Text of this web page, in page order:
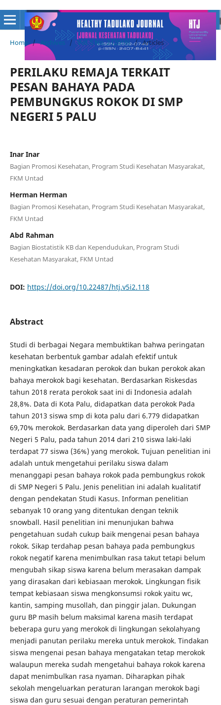
Home / Archives / Vol. 5 No. 2 (2019) / Articles
PERILAKU REMAJA TERKAIT
PESAN BAHAYA PADA
PEMBUNGKUS ROKOK DI SMP
NEGERI 5 PALU
Inar Inar
Bagian Promosi Kesehatan, Program Studi Kesehatan Masyarakat,
FKM Untad
Herman Herman
Bagian Promosi Kesehatan, Program Studi Kesehatan Masyarakat,
FKM Untad
Abd Rahman
Bagian Biostatistik KB dan Kependudukan, Program Studi
Kesehatan Masyarakat, FKM Untad
DOI: https://doi.org/10.22487/htj.v5i2.118
Abstract
Studi di berbagai Negara membuktikan bahwa peringatan
kesehatan berbentuk gambar adalah efektif untuk
meningkatkan kesadaran perokok dan bukan perokok akan
bahaya merokok bagi kesehatan. Berdasarkan Riskesdas
tahun 2018 rerata perokok saat ini di Indonesia adalah
28,8%. Data di Kota Palu, didapatkan data perokok Pada
tahun 2013 siswa smp di kota palu dari 6.779 didapatkan
69,70% merokok. Berdasarkan data yang diperoleh dari SMP
Negeri 5 Palu, pada tahun 2014 dari 210 siswa laki-laki
terdapat 77 siswa (36%) yang merokok. Tujuan penelitian ini
adalah untuk mengetahui perilaku siswa dalam
menanggapi pesan bahaya rokok pada pembungkus rokok
di SMP Negeri 5 Palu. Jenis penelitian ini adalah kualitatif
dengan pendekatan Studi Kasus. Informan penelitian
sebanyak 10 orang yang ditentukan dengan teknik
snowball. Hasil penelitian ini menunjukan bahwa
pengetahuan sudah cukup baik mengenai pesan bahaya
rokok. Sikap terdahap pesan bahaya pada pembungkus
rokok negatif karena menimbulkan rasa takut tetapi belum
mengubah sikap siswa karena belum merasakan dampak
yang dirasakan dari kebiasaan merokok. Lingkungan fisik
tempat kebiasaan siswa mengkonsumsi rokok yaitu wc,
kantin, samping musollah, dan pinggir jalan. Dukungan
guru BP masih belum maksimal karena masih terdapat
beberapa guru yang merokok di lingkungan sekolahyang
menjadi panutan perilaku mereka untuk merokok. Tindakan
siswa mengenai pesan bahaya mengatakan tetap merokok
walaupun mereka sudah mengetahui bahaya rokok karena
dapat menimbulkan rasa nyaman. Diharapkan pihak
sekolah mengeluarkan peraturan larangan merokok bagi
siswa dan guru sesuai dengan peraturan pemerintah